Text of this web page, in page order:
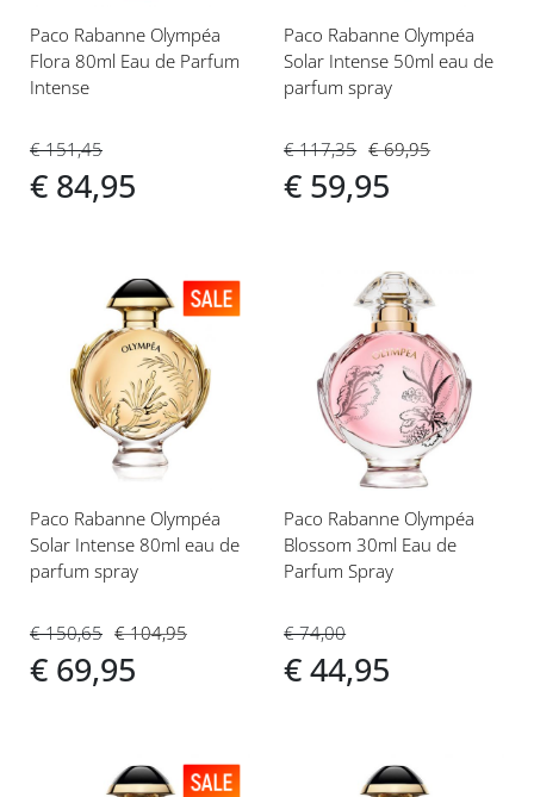
Paco Rabanne Olympéa
Flora 80ml Eau de Parfum
Intense
€ 151,45
€ 84,95
Paco Rabanne Olympéa
Solar Intense 50ml eau de
parfum spray
€ 117,35
€ 59,95
€ 69,95
Voeg
toe
aan
verlanglijst
Paco Rabanne Olympéa
Solar Intense 80ml eau de
parfum spray
€ 150,65
€ 69,95
€ 104,95
toe
aan
verlanglijst
Paco Rabanne Olympéa
Blossom 30ml Eau de
Parfum Spray
€ 74,00
€ 44,95